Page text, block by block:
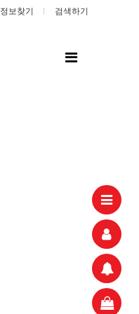
정보찾기 검색하기
전